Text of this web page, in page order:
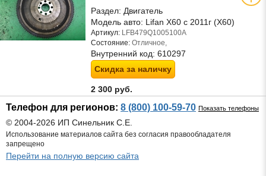
Раздел: Двигатель
Модель авто: Lifan X60 с 2011г (Х60)
Артикул: LFB479Q1005100A
Состояние: Отличное,
Внутренний код: 610297
Скидка за наличку
2 300 руб.
Телефон для регионов: 8 (800) 100-59-70 Показать телефоны
© 2004-2026 ИП Синельник С.Е.
Использование материалов сайта без согласия правообладателя
запрещено
Перейти на полную версию сайта